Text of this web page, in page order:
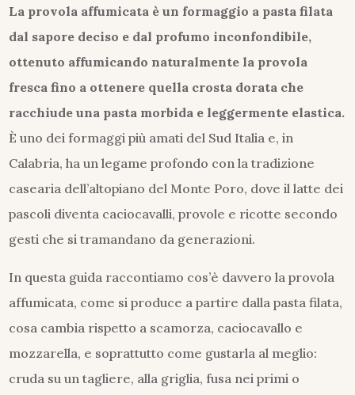
La provola affumicata è un formaggio a pasta filata
dal sapore deciso e dal profumo inconfondibile,
ottenuto affumicando naturalmente la provola
fresca fino a ottenere quella crosta dorata che
racchiude una pasta morbida e leggermente elastica.
È uno dei formaggi più amati del Sud Italia e, in
Calabria, ha un legame profondo con la tradizione
casearia dell’altopiano del Monte Poro, dove il latte dei
pascoli diventa caciocavalli, provole e ricotte secondo
gesti che si tramandano da generazioni.
In questa guida raccontiamo cos’è davvero la provola
affumicata, come si produce a partire dalla pasta filata,
cosa cambia rispetto a scamorza, caciocavallo e
mozzarella, e soprattutto come gustarla al meglio:
cruda su un tagliere, alla griglia, fusa nei primi o